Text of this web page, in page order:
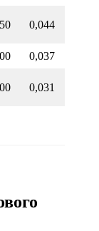
0,044
0,037
0,031